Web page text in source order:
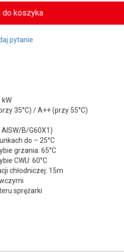
pytanie
kW
35°C) / A++ (przy 55°C)
B/G60X1)
do – 25°C
grzania: 65°C
CWU: 60°C
chłodniczej: 15m
sprężarki